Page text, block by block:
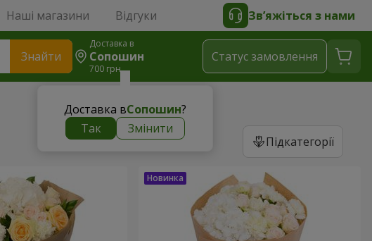
Наші магазини Відгуки Зв’яжіться з нами
Знайти
Доставка в
Сопошин
700 грн
Доставка вСопошин?
Так
Змінити
Статус замовлення
Підкатегорії